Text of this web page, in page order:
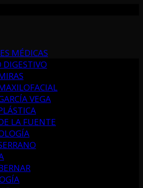
MÉDICAS
DIGESTIVO
VEGA
LA FUENTE